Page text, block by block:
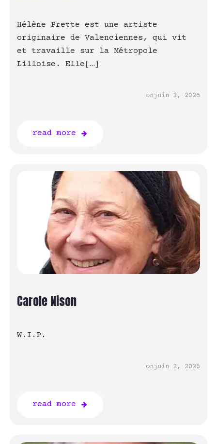
Hélène Prette est une artiste
originaire de Valenciennes, qui vit
et travaille sur la Métropole
Lilloise. Elle[…]
onjuin 3, 2026
read more
Carole Nison
W.I.P.
onjuin 2, 2026
read more